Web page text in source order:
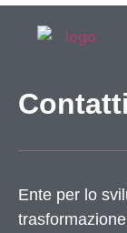
Contatti
Ente per lo